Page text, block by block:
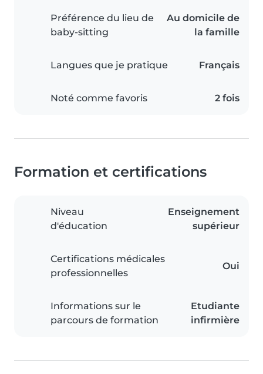
Préférence du lieu de
baby-sitting
Au domicile de
la famille
Langues que je pratique Français
Noté comme favoris 2 fois
Formation et certifications
Niveau
d'éducation
Enseignement
supérieur
Certifications médicales
professionnelles
Oui
Informations sur le
parcours de formation
Etudiante
infirmière